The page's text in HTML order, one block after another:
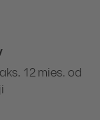
12 mies. od